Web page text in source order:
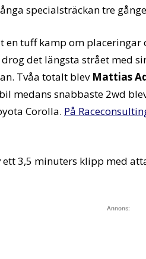
specialsträckan tre
en tuff kamp om placeringar
drog det längsta strået med
Tvåa totalt blev Mattias
medans snabbaste 2wd
Corolla. På
ett 3,5 minuters klipp med
Annons: